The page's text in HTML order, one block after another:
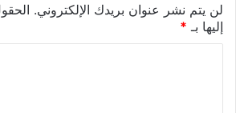
لن يتم نشر عنوان بريدك الإلكتروني.
إليها بـ *